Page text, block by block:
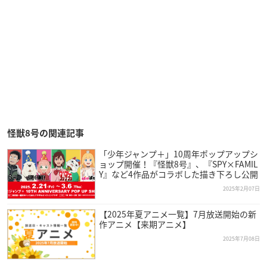
怪獣8号の関連記事
「少年ジャンプ＋」10周年ポップアップシ
ョップ開催！『怪獣8号』、『SPY×FAMIL
Y』など4作品がコラボした描き下ろし公開
2025年2月07日
【2025年夏アニメ一覧】7月放送開始の新
作アニメ【来期アニメ】
2025年7月08日